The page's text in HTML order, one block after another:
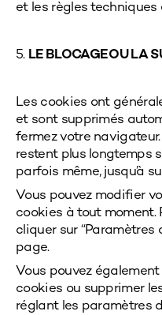
et les règles
5. LE BLOCAGE OU LA
Les cookies ont
et sont supprimés
fermez votre
restent plus longtemps
parfois même, jusqu’à
Vous pouvez modifier
cookies à tout moment.
cliquer sur “Paramètres
page.
Vous pouvez
cookies ou supprimer
réglant les paramètres